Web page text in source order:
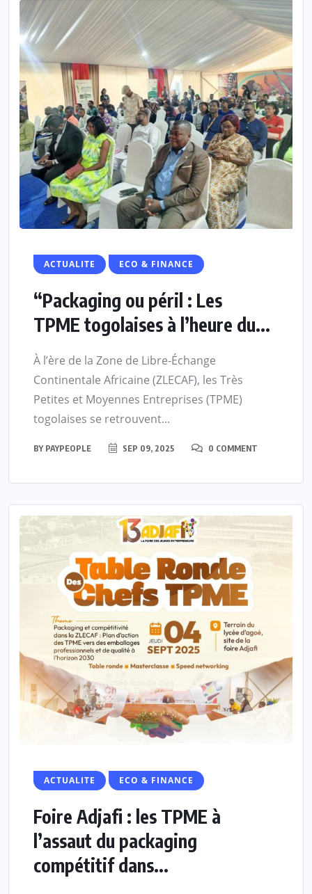
ACTUALITE ECO & FINANCE
“Packaging ou péril : Les
TPME togolaises à l’heure du...
À l’ère de la Zone de Libre-Échange
Continentale Africaine (ZLECAF), les Très
Petites et Moyennes Entreprises (TPME)
togolaises se retrouvent...
BY PAYPEOPLE SEP 09, 2025 0 COMMENT
ACTUALITE ECO & FINANCE
Foire Adjafi : les TPME à
l’assaut du packaging
compétitif dans...